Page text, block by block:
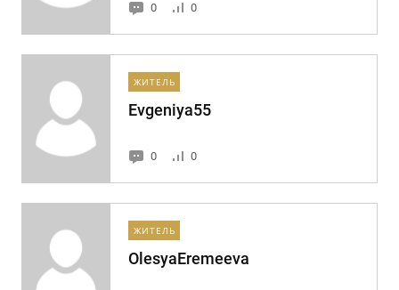
0 0
ЖИТЕЛЬ
Evgeniya55
0 0
ЖИТЕЛЬ
OlesyaEremeeva